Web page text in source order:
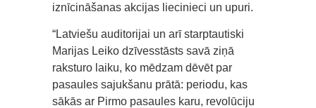
iznīcināšanas akcijas liecinieci un upuri.
“Latviešu auditorijai un arī starptautiski
Marijas Leiko dzīvesstāsts savā ziņā
raksturo laiku, ko mēdzam dēvēt par
pasaules sajukšanu prātā: periodu, kas
sākās ar Pirmo pasaules karu, revolūciju